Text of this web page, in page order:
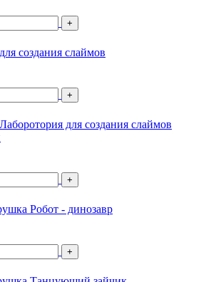
+
создания слаймов
+
для создания слаймов
+
Робот - динозавр
+